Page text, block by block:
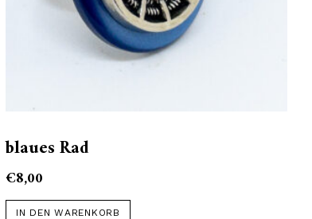
blaues Rad
€8,00
IN DEN WARENKORB